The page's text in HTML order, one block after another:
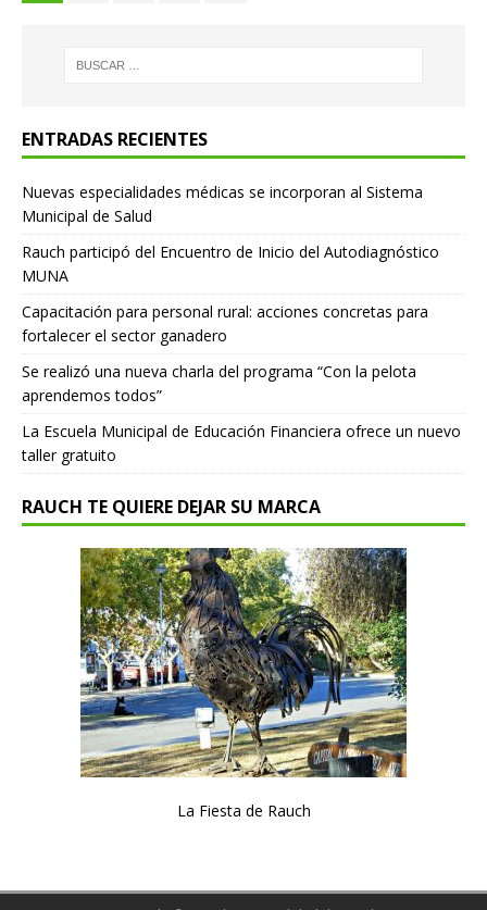
ENTRADAS RECIENTES
Nuevas especialidades médicas se incorporan al Sistema
Municipal de Salud
Rauch participó del Encuentro de Inicio del Autodiagnóstico
MUNA
Capacitación para personal rural: acciones concretas para
fortalecer el sector ganadero
Se realizó una nueva charla del programa “Con la pelota
aprendemos todos”
La Escuela Municipal de Educación Financiera ofrece un nuevo
taller gratuito
RAUCH TE QUIERE DEJAR SU MARCA
La Fiesta de Rauch